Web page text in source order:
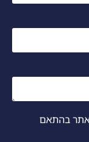
בהתאם